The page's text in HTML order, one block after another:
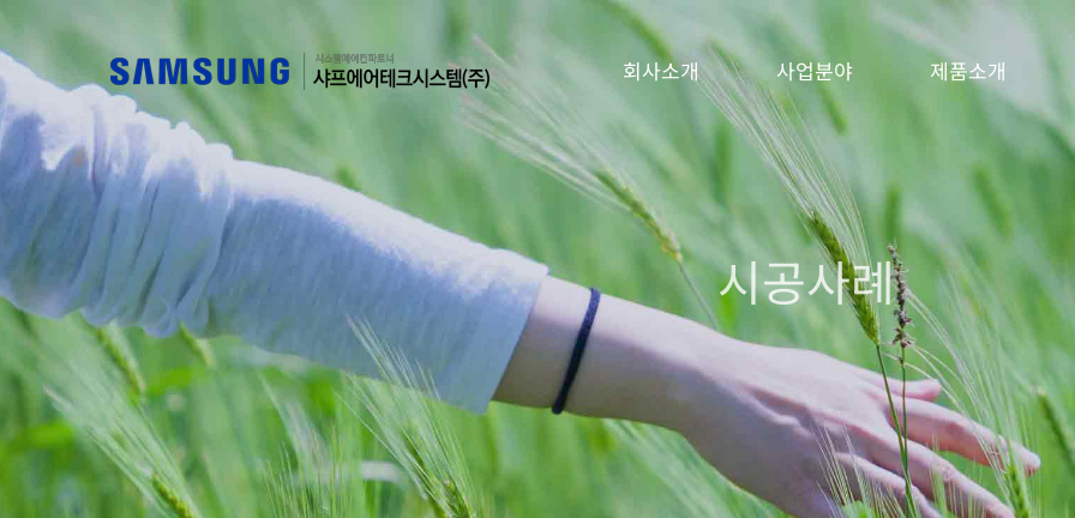
회사소개 사업분야 제품소개
시공사례